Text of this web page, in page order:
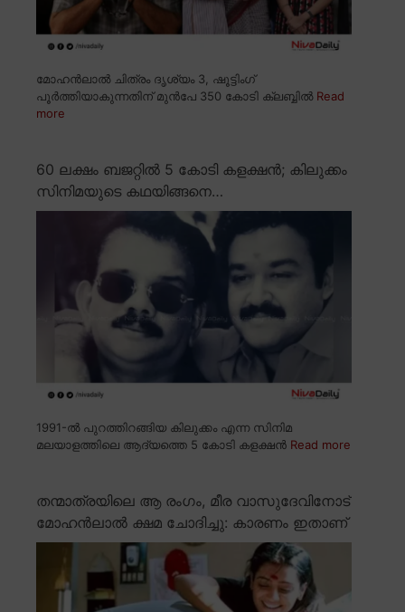
മോഹൻലാൽ ചിത്രം ദൃശ്യം 3, ഷൂട്ടിംഗ്
പൂർത്തിയാകുന്നതിന് മുൻപേ 350 കോടി ക്ലബ്ബിൽ Read
more
60 ലക്ഷം ബജറ്റിൽ 5 കോടി കളക്ഷൻ; കിലുക്കം
സിനിമയുടെ കഥയിങ്ങനെ…
1991-ൽ പുറത്തിറങ്ങിയ കിലുക്കം എന്ന സിനിമ
മലയാളത്തിലെ ആദ്യത്തെ 5 കോടി കളക്ഷൻ Read more
തന്മാത്രയിലെ ആ രംഗം, മീര വാസുദേവിനോട്
മോഹൻലാൽ ക്ഷമ ചോദിച്ചു: കാരണം ഇതാണ്